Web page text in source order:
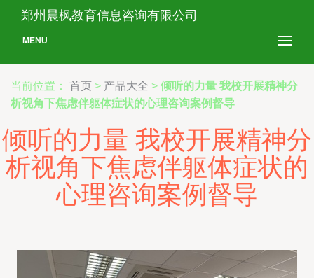
郑州晨枫教育信息咨询有限公司
MENU
当前位置： 首页 > 产品大全 > 倾听的力量 我校开展精神分
析视角下焦虑伴躯体症状的心理咨询案例督导
倾听的力量 我校开展精神分
析视角下焦虑伴躯体症状的
心理咨询案例督导